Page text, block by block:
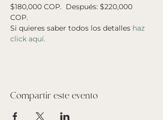
$180,000 COP.  Después: $220,000
COP.
Si quieres saber todos los detalles haz
click aquí.
Compartir este evento